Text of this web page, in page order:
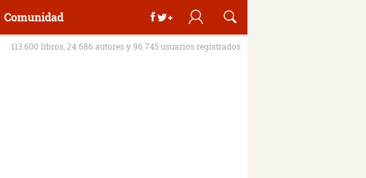
Comunidad
113.600 libros, 24.686 autores y 96.745 usuarios registrados